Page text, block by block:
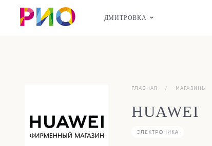
ДМИТРОВКА
ГЛАВНАЯ МАГАЗИНЫ
HUAWEI
ЭЛЕКТРОНИКА